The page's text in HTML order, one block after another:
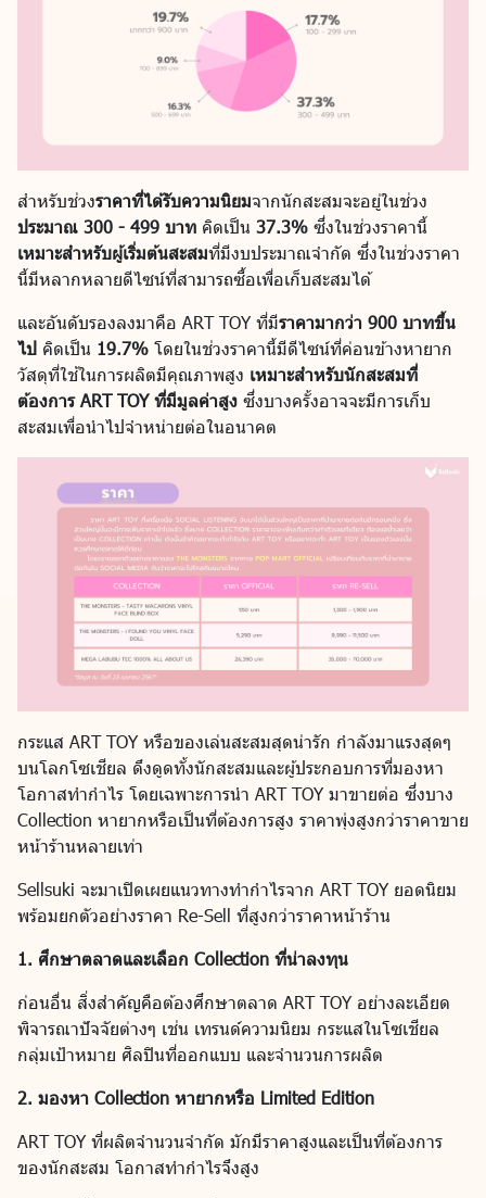
สำหรับช่วงราคาที่ได้รับความนิยมจากนักสะสมจะอยู่ในช่วง
ประมาณ 300 - 499 บาท คิดเป็น 37.3% ซึ่งในช่วงราคานี้
เหมาะสำหรับผู้เริ่มต้นสะสมที่มีงบประมาณจำกัด ซึ่งในช่วงราคา
นี้มีหลากหลายดีไซน์ที่สามารถซื้อเพื่อเก็บสะสมได้
และอันดับรองลงมาคือ ART TOY ที่มีราคามากว่า 900 บาทขึ้น
ไป คิดเป็น 19.7% โดยในช่วงราคานี้มีดีไซน์ที่ค่อนข้างหายาก
วัสดุที่ใช้ในการผลิตมีคุณภาพสูง เหมาะสำหรับนักสะสมที่
ต้องการ ART TOY ที่มีมูลค่าสูง ซึ่งบางครั้งอาจจะมีการเก็บ
สะสมเพื่อนำไปจำหน่ายต่อในอนาคต
กระแส ART TOY หรือของเล่นสะสมสุดน่ารัก กำลังมาแรงสุดๆ
บนโลกโซเชียล ดึงดูดทั้งนักสะสมและผู้ประกอบการที่มองหา
โอกาสทำกำไร โดยเฉพาะการนำ ART TOY มาขายต่อ ซึ่งบาง
Collection หายากหรือเป็นที่ต้องการสูง ราคาพุ่งสูงกว่าราคาขาย
หน้าร้านหลายเท่า
Sellsuki จะมาเปิดเผยแนวทางทำกำไรจาก ART TOY ยอดนิยม
พร้อมยกตัวอย่างราคา Re-Sell ที่สูงกว่าราคาหน้าร้าน
1. ศึกษาตลาดและเลือก Collection ที่น่าลงทุน
ก่อนอื่น สิ่งสำคัญคือต้องศึกษาตลาด ART TOY อย่างละเอียด
พิจารณาปัจจัยต่างๆ เช่น เทรนด์ความนิยม กระแสในโซเชียล
กลุ่มเป้าหมาย ศิลปินที่ออกแบบ และจำนวนการผลิต
2. มองหา Collection หายากหรือ Limited Edition
ART TOY ที่ผลิตจำนวนจำกัด มักมีราคาสูงและเป็นที่ต้องการ
ของนักสะสม โอกาสทำกำไรจึงสูง